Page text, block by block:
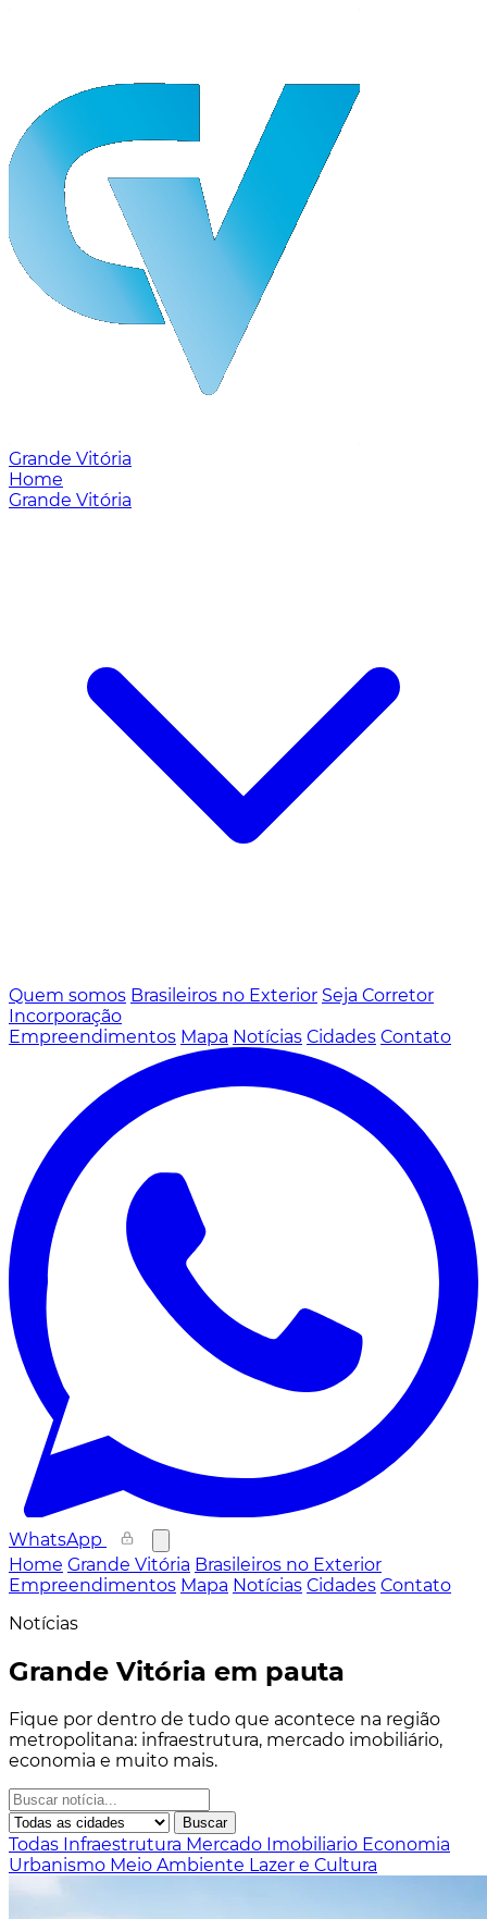
Grande Vitória
Home
Grande Vitória
Quem somos Brasileiros no Exterior Seja Corretor
Incorporação
Empreendimentos Mapa Notícias Cidades Contato
WhatsApp
Home Grande Vitória Brasileiros no Exterior
Empreendimentos Mapa Notícias Cidades Contato
Notícias
Grande Vitória em pauta
Fique por dentro de tudo que acontece na região
metropolitana: infraestrutura, mercado imobiliário,
economia e muito mais.
Buscar
Todas Infraestrutura Mercado Imobiliario Economia
Urbanismo Meio Ambiente Lazer e Cultura